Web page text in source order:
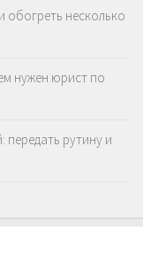
обогреть несколько
нужен юрист по
передать рутину и